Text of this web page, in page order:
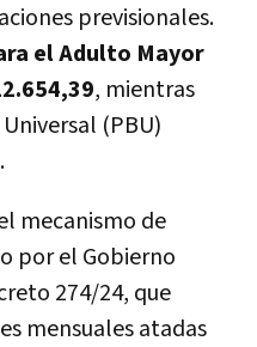
previsionales.
el Adulto Mayor
, mientras
(PBU)
mecanismo de
por el Gobierno
274/24, que
mensuales atadas